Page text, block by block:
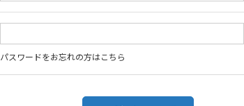
パスワードをお忘れの方はこちら